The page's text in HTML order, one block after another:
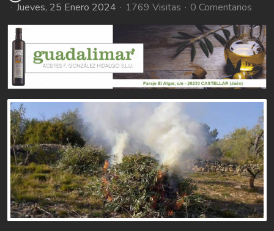
Jueves, 25 Enero 2024
1769 Visitas 0 Comentarios